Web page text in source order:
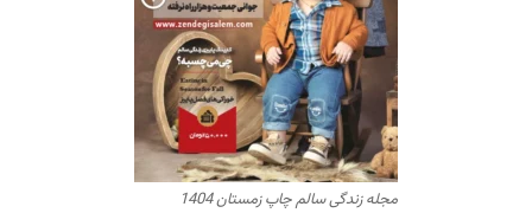
مجله زندگی سالم چاپ زمستان 1404